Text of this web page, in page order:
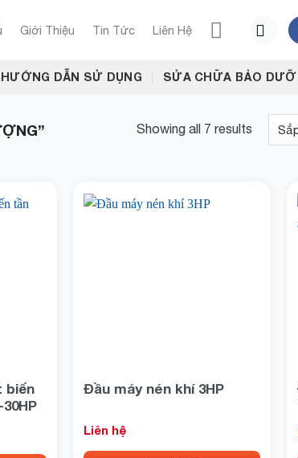
Giới Thiệu Tin Tức Liên Hệ
HƯỚNG DẪN SỬ DỤNG SỬA CHỮA BẢO
Showing all 7 results
biến
Đầu máy nén khí 3HP
Liên hệ